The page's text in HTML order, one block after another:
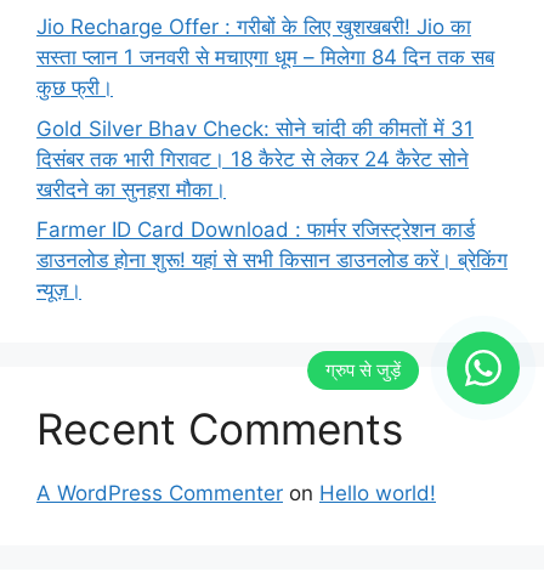
Jio Recharge Offer : गरीबों के लिए खुशखबरी! Jio का
सस्ता प्लान 1 जनवरी से मचाएगा धूम – मिलेगा 84 दिन तक सब
कुछ फ्री।
Gold Silver Bhav Check: सोने चांदी की कीमतों में 31
दिसंबर तक भारी गिरावट। 18 कैरेट से लेकर 24 कैरेट सोने
खरीदने का सुनहरा मौका।
Farmer ID Card Download : फार्मर रजिस्ट्रेशन कार्ड
डाउनलोड होना शुरू! यहां से सभी किसान डाउनलोड करें। ब्रेकिंग
न्यूज़।
Recent Comments
A WordPress Commenter on Hello world!